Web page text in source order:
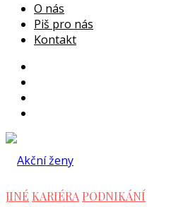
O nás
Piš pro nás
Kontakt
JINÉ KARIÉRA PODNIKÁNÍ